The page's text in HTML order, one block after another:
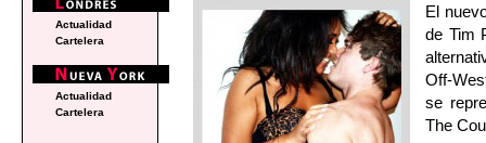
El
de Tim
Off-
se
The
Actualidad
Cartelera
Actualidad
Cartelera